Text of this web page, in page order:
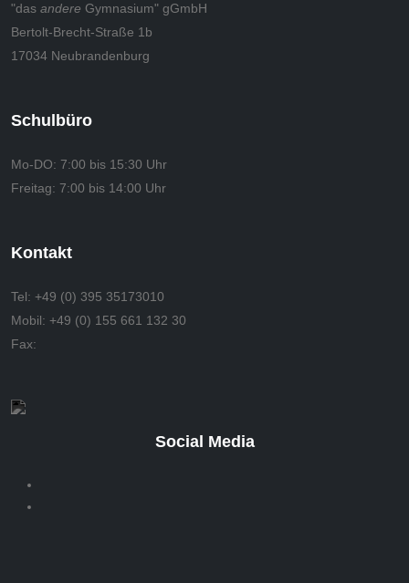
"das andere Gymnasium" gGmbH
Bertolt-Brecht-Straße 1b
17034 Neubrandenburg
Schulbüro
Mo-DO: 7:00 bis 15:30 Uhr
Freitag: 7:00 bis 14:00 Uhr
Kontakt
Tel: +49 (0) 395 35173010
Mobil: +49 (0) 155 661 132 30
Fax:
Social Media